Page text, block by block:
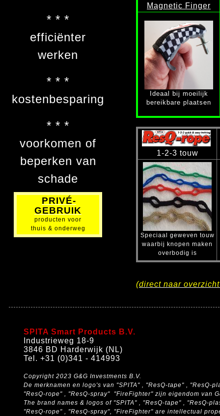
* * *
efficiënter
werken
* * *
kostenbesparing
* * *
voorkomen of
beperken van
schade
PRIVÉ-
GEBRUIK
producten voor
thuis & onderweg
Magnetic Finger
Ideaal bij moeilijk
bereikbare plaatsen
1-2-3 touw
Speciaal geweven touw
waarbij knopen maken
overbodig is
(direct naar
SPITA Smart Products B.V.
Industrieweg 18-9
3846 BD Harderwijk (NL)
Tel. +31 (0)341 - 414993
Copyright 2023 G&G Investments B.V.
De merknamen en logo's van "SPITA" , "ResQ-tape" , "ResQ-
"ResQ-rope" , "ResQ-spray" "FireFighter" zijn eigendom van
The brand names & logos of "SPITA" , "ResQ-tape" , "ResQ-
"ResQ-rope" , "ResQ-spray", "FireFighter" are intellectual